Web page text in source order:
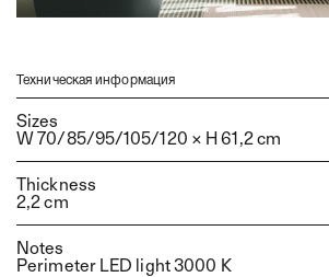
Bolle J
Maison
Code
Code Wave
Fusion
Fusion Moby
ho.me plus liscio
Техническая информация
Sizes
W 70/85/95/105/120 × H 61,2 cm
Thickness
2,2 cm
Notes
Perimeter LED light 3000 K